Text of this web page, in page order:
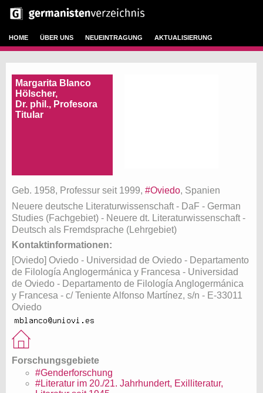
HOME ÜBER UNS NEUEINTRAGUNG AKTUALISIERUNG
Margarita Blanco
Hölscher,
Dr. phil., Profesora
Titular
Geb. 1958, Professur seit 1999, #Oviedo, Spanien
Neuere deutsche Literaturwissenschaft - DaF - German
Studies (Fachgebiet) - Neuere dt. Literaturwissenschaft -
Deutsch als Fremdsprache (Lehrgebiet)
Kontaktinformationen:
[Oviedo] Oviedo - Universidad de Oviedo - Departamento
de Filología Anglogermánica y Francesa - Universidad
de Oviedo - Departamento de Filología Anglogermánica
y Francesa - c/ Teniente Alfonso Martínez, s/n - E-33011
Oviedo
Forschungsgebiete
#Genderforschung
#Literatur im 20./21. Jahrhundert, Exilliteratur,